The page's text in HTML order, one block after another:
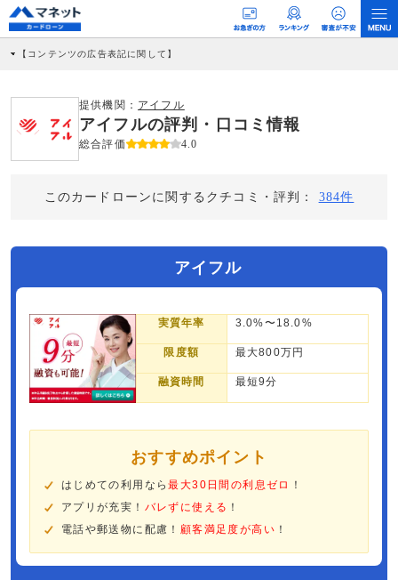
【コンテンツの広告表記に関して】
社に対して企業から紹介報酬が支払われるという収益モデルです。 ただし、特定の
商品を根拠なくPRするものではなく、当編集部の調査／ユーザーへの口コミ収集な
どに基づき、公平性を担保した情報提供を行っています。
>提携企業一覧
提供機関： アイフル
アイフルの評判・口コミ情報
総合評価 4.0
このカードローンに関するクチコミ・評判： 384件
アイフル
実質年率 3.0%〜18.0%
限度額 最大800万円
融資時間 最短9分
おすすめポイント
はじめての利用なら最大30日間の利息ゼロ
！
アプリが充実！ バレずに使える ！
電話や郵送物に配慮！ 顧客満足度が高い ！